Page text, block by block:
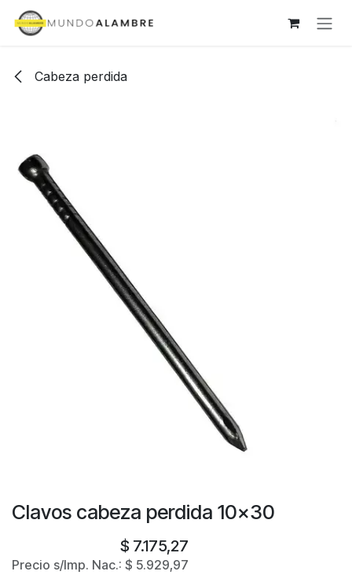
Ir al contenido
Cabeza perdida
Clavos cabeza perdida 10x30
$ 7.175,27
Precio s/Imp. Nac.: $ 5.929,97